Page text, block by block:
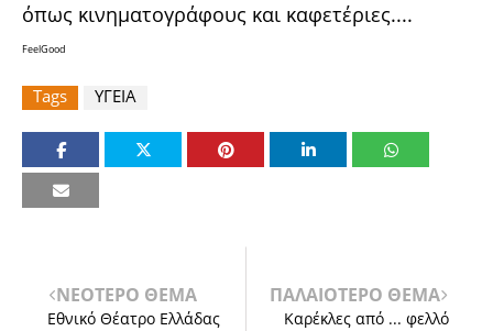
όπως κινηματογράφους και καφετέριες....
FeelGood
Tags ΥΓΕΙΑ
ΝΕΟΤΕΡΟ ΘΕΜΑ
Εθνικό Θέατρο Ελλάδας
ΠΑΛΑΙΟΤΕΡΟ ΘΕΜΑ
Καρέκλες από ... φελλό